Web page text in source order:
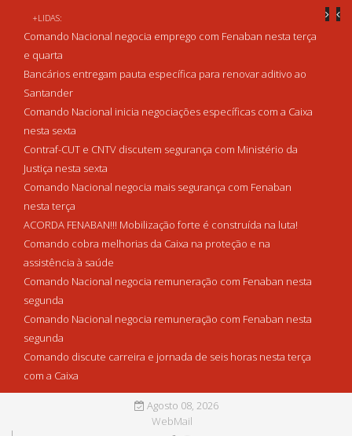
+LIDAS:
Comando Nacional negocia emprego com Fenaban nesta terça
e quarta
Bancários entregam pauta específica para renovar aditivo ao
Santander
Comando Nacional inicia negociações específicas com a Caixa
nesta sexta
Contraf-CUT e CNTV discutem segurança com Ministério da
Justiça nesta sexta
Comando Nacional negocia mais segurança com Fenaban
nesta terça
ACORDA FENABAN!!! Mobilização forte é construída na luta!
Comando cobra melhorias da Caixa na proteção e na
assistência à saúde
Comando Nacional negocia remuneração com Fenaban nesta
segunda
Comando Nacional negocia remuneração com Fenaban nesta
segunda
Comando discute carreira e jornada de seis horas nesta terça
com a Caixa
Agosto 08, 2026
WebMail